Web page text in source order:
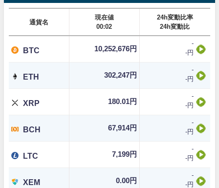
通貨名
現在値
00:02
24h変動比率
24h変動比
BTC 10,252,676円
-
-円
ETH 302,247円
-
-円
XRP 180.01円
-
-円
BCH 67,914円
-
-円
LTC 7,199円
-
-円
XEM 0.00円
-
-円